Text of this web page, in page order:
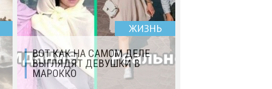
ЖИЗНЬ
ВОТ КАК НА САМОМ ДЕЛЕ
ВЫГЛЯДЯТ ДЕВУШКИ В
МАРОККО